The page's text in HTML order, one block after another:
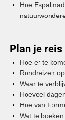
Hoe
Plan je reis
Hoe er te
Rondreizen
Waar te
Hoeveel
Hoe van
Wat te boeken